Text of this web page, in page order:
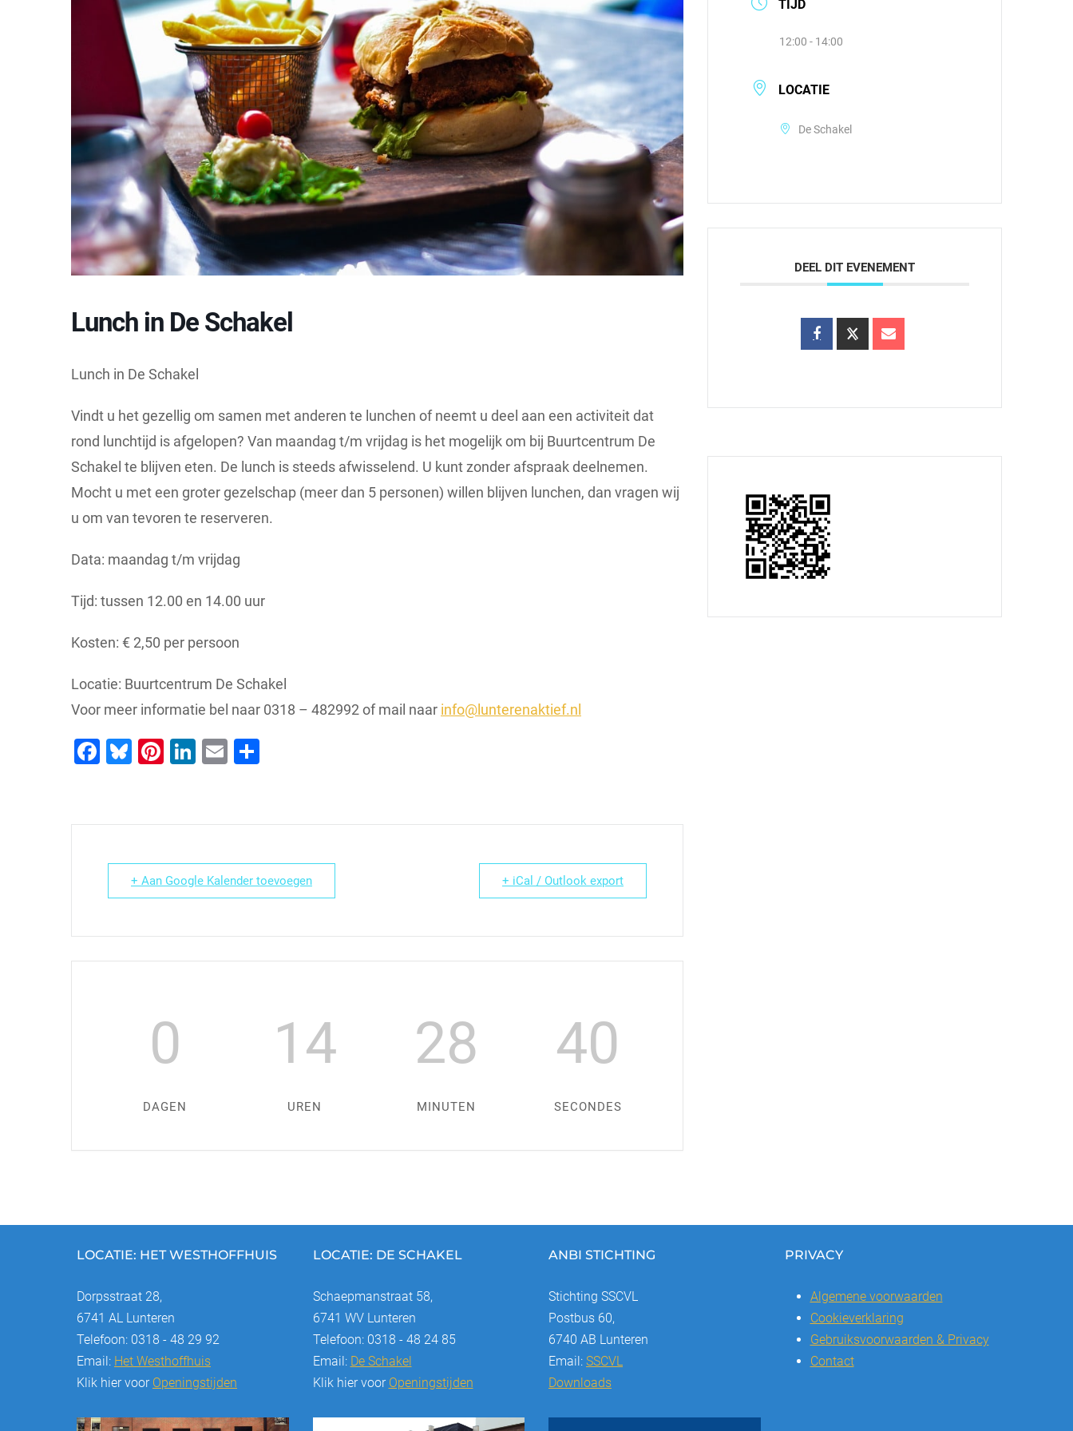
Lunch in De Schakel
Lunch in De Schakel
Vindt u het gezellig om samen met anderen te lunchen of neemt u deel aan een activiteit dat
rond lunchtijd is afgelopen? Van maandag t/m vrijdag is het mogelijk om bij Buurtcentrum De
Schakel te blijven eten. De lunch is steeds afwisselend. U kunt zonder afspraak deelnemen.
Mocht u met een groter gezelschap (meer dan 5 personen) willen blijven lunchen, dan vragen wij
u om van tevoren te reserveren.
Data: maandag t/m vrijdag
Tijd: tussen 12.00 en 14.00 uur
Kosten: € 2,50 per persoon
Locatie: Buurtcentrum De Schakel
Voor meer informatie bel naar 0318 – 482992 of mail naar info@lunterenaktief.nl
Facebook
Bluesky
Pinterest
LinkedIn
Email
+ Aan Google Kalender toevoegen + iCal / Outlook export
0
DAGEN
14
UREN
28
MINUTEN
39
SECONDES
TIJD
12:00 - 14:00
LOCATIE
De Schakel
DEEL DIT EVENEMENT
LOCATIE: HET WESTHOFFHUIS
Dorpsstraat 28,
6741 AL Lunteren
Telefoon: 0318 - 48 29 92
Email: Het Westhoffhuis
Klik hier voor Openingstijden
LOCATIE: DE SCHAKEL
Schaepmanstraat 58,
6741 WV Lunteren
Telefoon: 0318 - 48 24 85
Email: De Schakel
Klik hier voor Openingstijden
ANBI STICHTING
Stichting SSCVL
Postbus 60,
6740 AB Lunteren
Email: SSCVL
Downloads
PRIVACY
Algemene voorwaarden
Cookieverklaring
Gebruiksvoorwaarden & Privacy
Contact